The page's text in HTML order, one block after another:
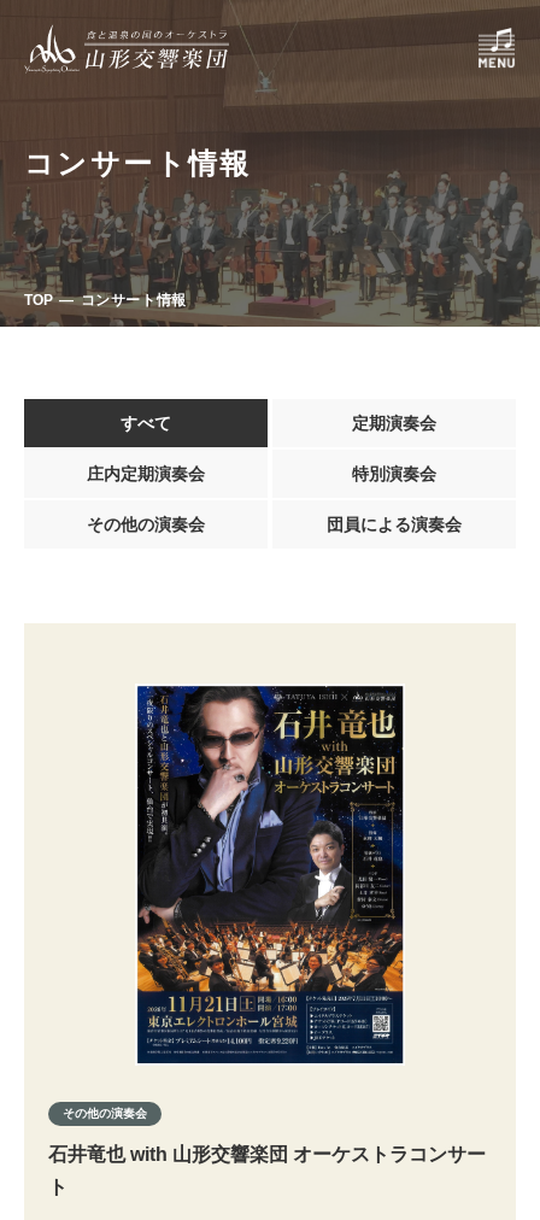
コンサート情報
TOP コンサート情報
すべて 定期演奏会
庄内定期演奏会 特別演奏会
その他の演奏会 団員による演奏会
その他の演奏会
石井竜也 with 山形交響楽団 オーケストラコンサー
ト